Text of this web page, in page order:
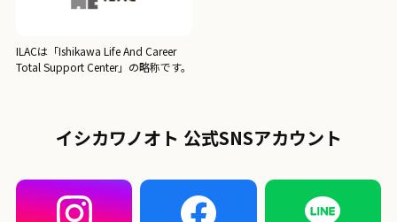
ILACは「Ishikawa Life And Career
Total Support Center」の略称です。
イシカワノオト 公式SNSアカウント